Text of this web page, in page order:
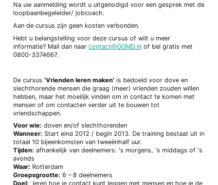
Na uw aanmelding wordt u uitgenodigd voor een gesprek met de
loopbaanbegeleider/ jobcoach.
Aan de cursus zijn geen kosten verbonden.
Hebt u belangstelling voor deze cursus of wilt u meer
informatie? Mail dan naar contact@GGMD.nl of bel gratis met
0800-3374667.
De cursus 'Vrienden leren maken' is bedoeld voor dove en
slechthorende mensen die graag (meer) vrienden zouden willen
hebben, maar het moeilijk vinden om in contact te komen met
mensen of om contacten verder uit te bouwen tot
vriendschappen.
Voor wie: doven en/of slechthorenden
Wanneer: Start eind 2012 / begin 2013. De training bestaat uit in
totaal 10 bijeenkomsten van tweeënhalf uur.
Tijden: afhankelijk van deelnemers: 's morgens, 's middags of 's
avonds
Waar: Rotterdam
Groepsgrootte: 6 – 8 deelnemers
Doel: leren hoe je contact kunt leggen met mensen en hoe je de